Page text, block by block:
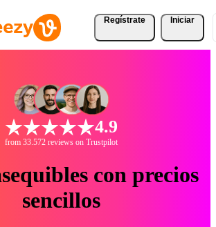
Regístrate Iniciar
4.9
from 33.572 reviews on Trustpilot
con precios
sencillos